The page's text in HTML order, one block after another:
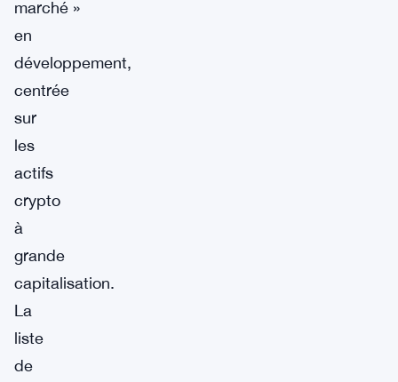
marché »
en
développement,
centrée
sur
les
actifs
crypto
à
grande
capitalisation.
La
liste
de